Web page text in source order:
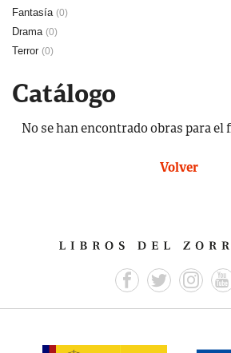
Fantasía (0)
Drama (0)
Terror (0)
Catálogo
No se han encontrado obras para
Volver